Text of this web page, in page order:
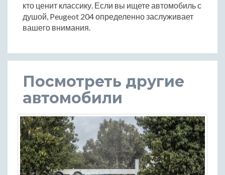
кто ценит классику. Если вы ищете автомобиль с
душой, Peugeot 204 определенно заслуживает
вашего внимания.
Посмотреть другие
автомобили